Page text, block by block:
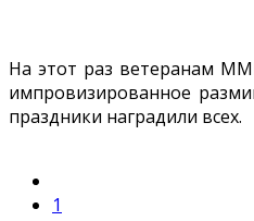
На этот раз ветеранам
импровизированное
праздники наградили всех.
1